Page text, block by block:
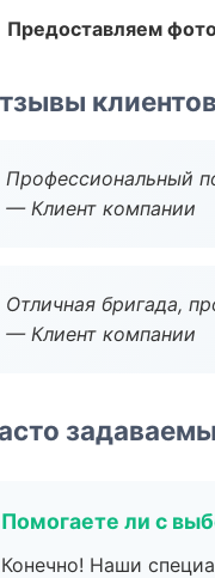
Предоставляем
клиентов
Профессиональный
— Клиент компании
Отличная бригада,
— Клиент компании
Помогаете ли с
Конечно! Наши